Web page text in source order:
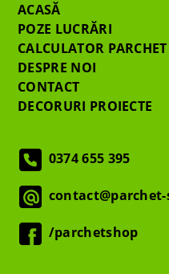
ACASĂ
POZE LUCRĂRI
CALCULATOR PARCHET
DESPRE NOI
CONTACT
DECORURI PROIECTE
0374 655 395
/parchetshop